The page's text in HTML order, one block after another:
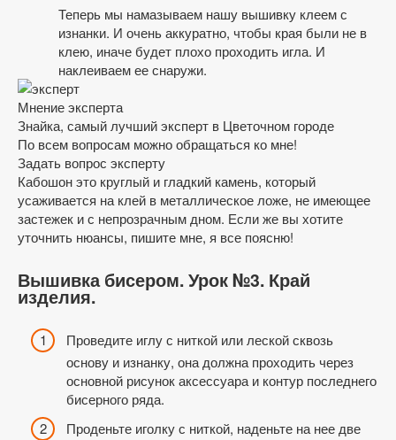
Теперь мы намазываем нашу вышивку клеем с
изнанки. И очень аккуратно, чтобы края были не в
клею, иначе будет плохо проходить игла. И
наклеиваем ее снаружи.
Мнение эксперта
Знайка, самый лучший эксперт в Цветочном городе
По всем вопросам можно обращаться ко мне!
Задать вопрос эксперту
Кабошон это круглый и гладкий камень, который
усаживается на клей в металлическое ложе, не имеющее
застежек и с непрозрачным дном. Если же вы хотите
уточнить нюансы, пишите мне, я все поясню!
Вышивка бисером. Урок №3. Край
изделия.
Проведите иглу с ниткой или леской сквозь
основу и изнанку, она должна проходить через
основной рисунок аксессуара и контур последнего
бисерного ряда.
Проденьте иголку с ниткой, наденьте на нее две